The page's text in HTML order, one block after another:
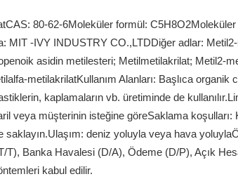
CAS: 80-62-6Moleküler formül: C5H8O2Moleküler
MIT -IVY INDUSTRY CO.,LTDDiğer adlar:
asidin metilesteri; Metilmetilakrilat; Metil2-
metilakrilatKullanım Alanları: Başlıca organik
kaplamaların vb. üretiminde de kullanılır.
veya müşterinin isteğine göreSaklama koşulları:
saklayın.Ulaşım: deniz yoluyla veya hava yoluyla
T), Banka Havalesi (D/A), Ödeme (D/P), Açık
kabul edilir.